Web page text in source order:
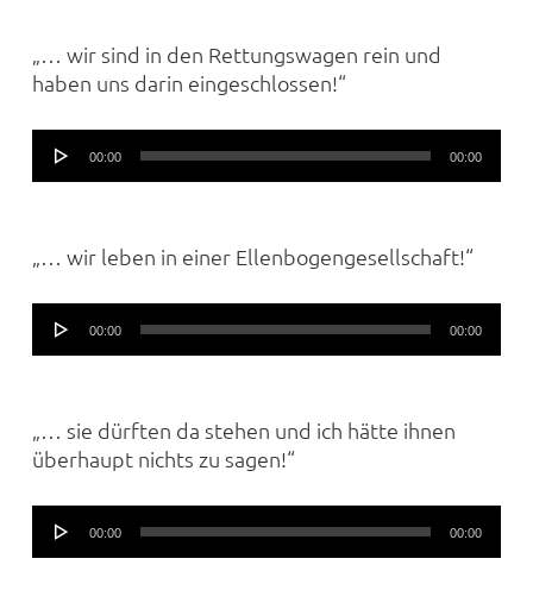
„… wir sind in den Rettungswagen rein und
haben uns darin eingeschlossen!“
Audio-
Player00:00 00:00
„… wir leben in einer Ellenbogengesellschaft!“
Audio-
Player00:00 00:00
„… sie dürften da stehen und ich hätte ihnen
überhaupt nichts zu sagen!“
Audio-
Player00:00 00:00